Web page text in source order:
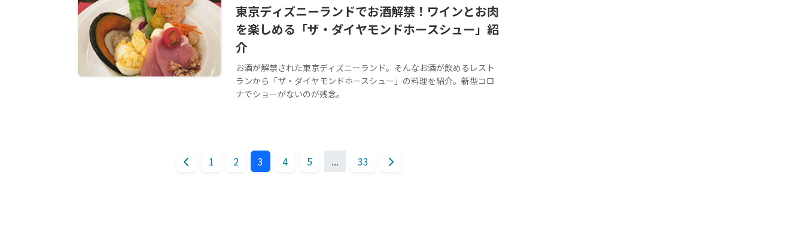
東京ディズニーランドでお酒解禁！ワインとお肉
を楽しめる「ザ・ダイヤモンドホースシュー」紹
介
お酒が解禁された東京ディズニーランド。そんなお酒が飲めるレスト
ランから「ザ・ダイヤモンドホースシュー」の料理を紹介。新型コロ
ナでショーがないのが残念。
1 2 3 4 5 ... 33